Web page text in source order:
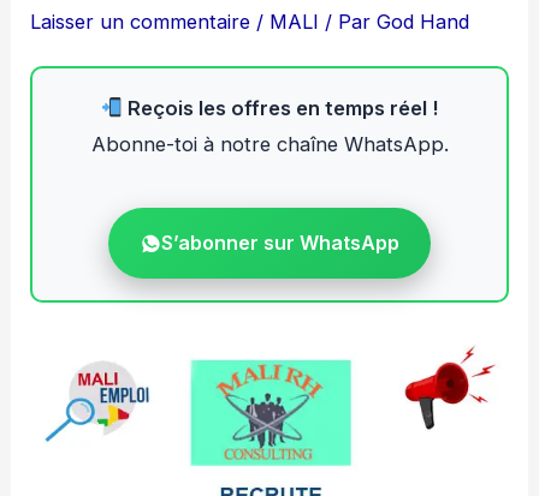
Laisser un commentaire / MALI / ParGod Hand
Reçois les offres en temps réel !
Abonne-toi à notre chaîne WhatsApp.
S’abonner sur WhatsApp